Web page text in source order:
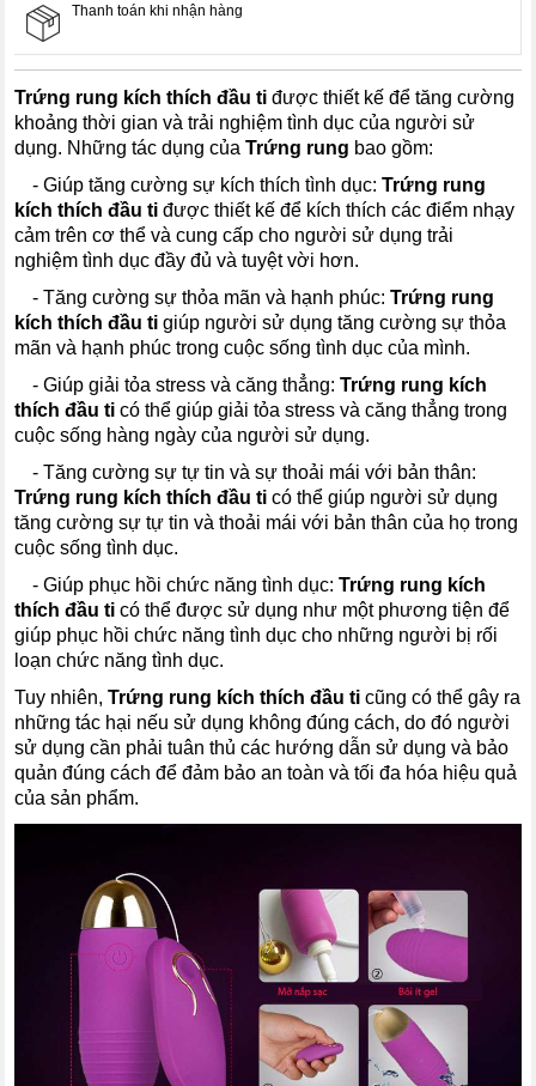
Thanh toán khi nhận hàng
Trứng rung kích thích đầu tiđược thiết kế để tăng cường
khoảng thời gian và trải nghiệm tình dục của người sử
dụng. Những tác dụng củaTrứng rung bao gồm:
---- Giúp tăng cường sự kích thích tình dục:Trứng rung
kích thích đầu ti được thiết kế để kích thích các điểm nhạy
cảm trên cơ thể và cung cấp cho người sử dụng trải
nghiệm tình dục đầy đủ và tuyệt vời hơn.
---- Tăng cường sự thỏa mãn và hạnh phúc:Trứng rung
kích thích đầu ti giúp người sử dụng tăng cường sự thỏa
mãn và hạnh phúc trong cuộc sống tình dục của mình.
---- Giúp giải tỏa stress và căng thẳng:Trứng rung kích
thích đầu ticó thể giúp giải tỏa stress và căng thẳng trong
cuộc sống hàng ngày của người sử dụng.
---- Tăng cường sự tự tin và sự thoải mái với bản thân:
Trứng rung kích thích đầu ti có thể giúp người sử dụng
tăng cường sự tự tin và thoải mái với bản thân của họ trong
cuộc sống tình dục.
---- Giúp phục hồi chức năng tình dục:Trứng rung kích
thích đầu ti có thể được sử dụng như một phương tiện để
giúp phục hồi chức năng tình dục cho những người bị rối
loạn chức năng tình dục.
Tuy nhiên,Trứng rung kích thích đầu ti cũng có thể gây ra
những tác hại nếu sử dụng không đúng cách, do đó người
sử dụng cần phải tuân thủ các hướng dẫn sử dụng và bảo
quản đúng cách để đảm bảo an toàn và tối đa hóa hiệu quả
của sản phẩm.